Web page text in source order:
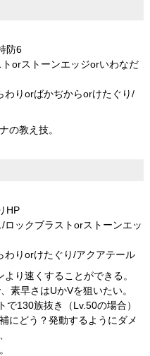
防6
orストーンエッジorいわなだ
わりorばかぢからorけたぐり/
の教え技。
HP
ックブラストorストーンエッ
わりorけたぐり/アクアテール
り速くすることができる。
素早さはUかVを狙いたい。
130族抜き（Lv.50の場合）
にどう？発動するようにダメ